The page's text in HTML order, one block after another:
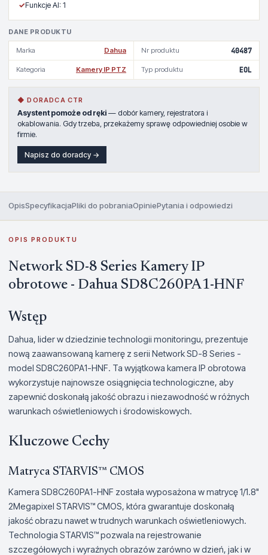
✓Funkcje AI: 1
DANE PRODUKTU
Marka Dahua Nr produktu 40487
Kategoria Kamery IP PTZ Typ produktu EOL
◆ DORADCA CTR
Asystent pomoże od ręki — dobór kamery, rejestratora i
okablowania. Gdy trzeba, przekażemy sprawę odpowiedniej osobie w
firmie.
Napisz do doradcy →
OpisSpecyfikacjaPliki do pobraniaOpiniePytania i odpowiedzi
OPIS PRODUKTU
Network SD-8 Series Kamery IP
obrotowe - Dahua SD8C260PA1-HNF
Wstęp
Dahua, lider w dziedzinie technologii monitoringu, prezentuje
nową zaawansowaną kamerę z serii Network SD-8 Series -
model SD8C260PA1-HNF. Ta wyjątkowa kamera IP obrotowa
wykorzystuje najnowsze osiągnięcia technologiczne, aby
zapewnić doskonałą jakość obrazu i niezawodność w różnych
warunkach oświetleniowych i środowiskowych.
Kluczowe Cechy
Matryca STARVIS™ CMOS
Kamera SD8C260PA1-HNF została wyposażona w matrycę 1/1.8"
2Megapixel STARVIS™ CMOS, która gwarantuje doskonałą
jakość obrazu nawet w trudnych warunkach oświetleniowych.
Technologia STARVIS™ pozwala na rejestrowanie
szczegółowych i wyraźnych obrazów zarówno w dzień, jak i w